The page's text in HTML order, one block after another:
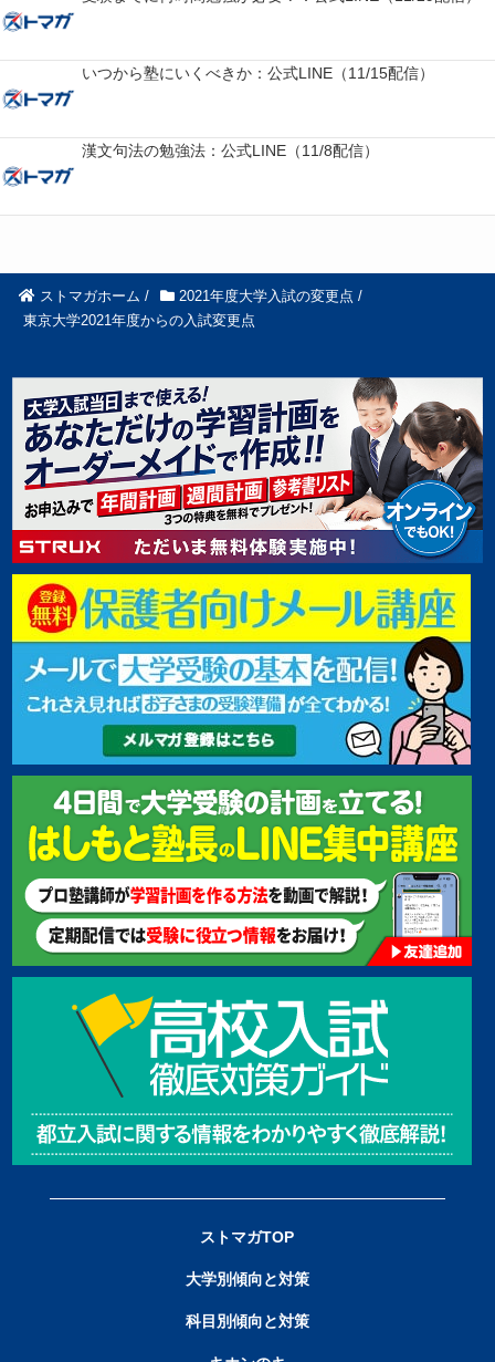
いつから塾にいくべきか：公式LINE（11/15配信）
漢文句法の勉強法：公式LINE（11/8配信）
ストマガホーム / 2021年度大学入試の変更点 /
東京大学2021年度からの入試変更点
ストマガTOP
大学別傾向と対策
科目別傾向と対策